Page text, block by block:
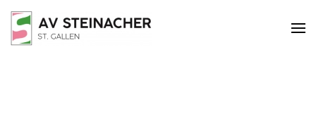
Skip to main content